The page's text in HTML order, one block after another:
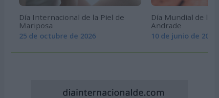
Día Internacional de la Piel de
Mariposa
25 de octubre de 2026
Día Mundial de la
Andrade
10 de junio de 2026